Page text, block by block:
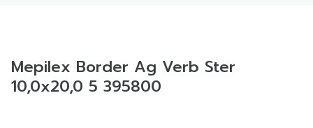
Mepilex Border Ag Verb Ster
10,0x20,0 5 395800